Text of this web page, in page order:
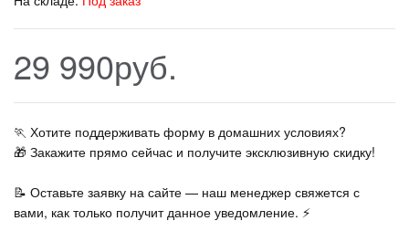
29 990руб.
🏃‍ Хотите поддерживать форму в домашних условиях?
🎁 Закажите прямо сейчас и получите эксклюзивную скидку!
📝 Оставьте заявку на сайте — наш менеджер свяжется с
вами, как только получит данное уведомление. ⚡